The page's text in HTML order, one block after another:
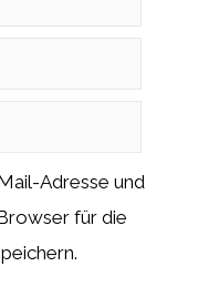
Adresse und
für die